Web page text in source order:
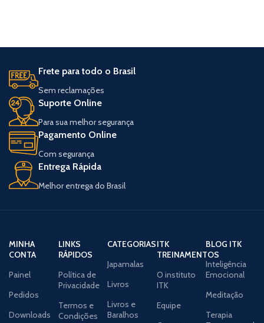
Frete para todo o Brasil
Sem reclamações
Suporte Online
Para sua melhor segurança
Pagamento Online
Com segurança
Entrega Rápida
Melhor entrega do Brasil
MINHA
CONTA
Painel
Pedidos
Downloads
LINKS
RÁPIDOS
Política de
Privacidade
Termos e
Condições
CATEGORIAS
Japamalas
Livros
Livros e
Baralhos
ITK
TREINAMENTOS
O instituto
ITK
Equipe
BLOG ITK
Inteligência
Emocional
Meditação
Terapia